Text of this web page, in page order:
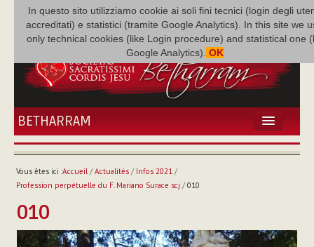
In questo sito utilizziamo cookie ai soli fini tecnici (login degli
accreditati) e statistici (tramite Google Analytics). In this site we
only technical cookies (like Login procedure) and statistical one
Google Analytics). OK
BETHARRAM
ACCUEIL
BÉTHARRAM
MISSION
NEF
Vous êtes ici :Accueil/ Actualités/ Infos 2021/
Profession perpétuelle du F. Mariano Surace scj / 010
010